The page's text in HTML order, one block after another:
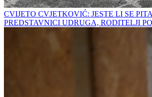
CVIJETO CVJETKOVIĆ: JESTE LI SE
PREDSTAVNICI UDRUGA, RODITELJI